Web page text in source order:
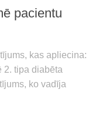
pacientu
kas apliecina:
2. tipa diabēta
ko vadīja